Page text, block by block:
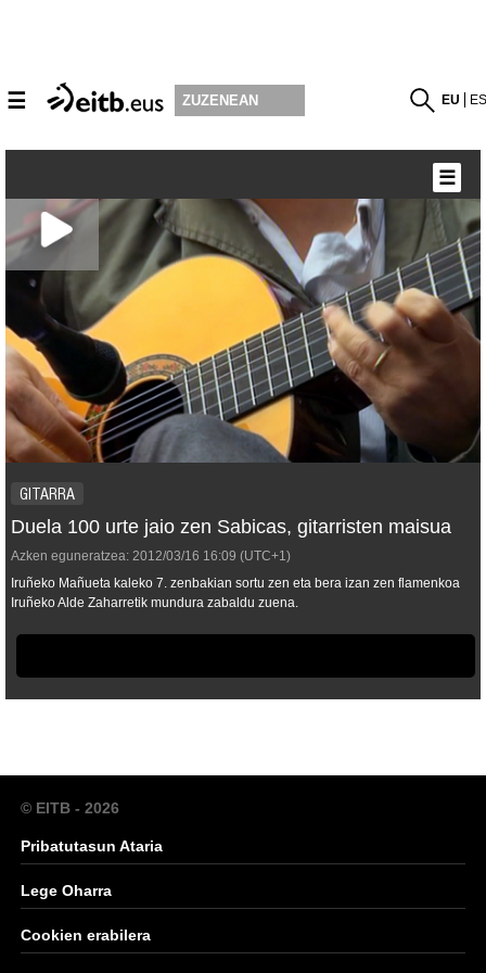
☰ ZUZENEAN EU
GITARRA
Duela 100 urte jaio zen Sabicas, gitarristen maisua
Azken eguneratzea: 2012/03/16 16:09 (UTC+1)
Iruñeko Mañueta kaleko 7. zenbakian sortu zen eta bera izan zen flamenkoa
Iruñeko Alde Zaharretik mundura zabaldu zuena.
☰
© EITB - 2026
Pribatutasun Ataria
Lege Oharra
Cookien erabilera